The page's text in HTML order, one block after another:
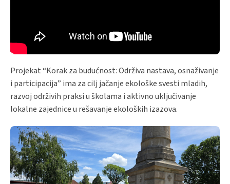
Projekat “Korak za budućnost: Održiva nastava, osnaživanje
i participacija” ima za cilj jačanje ekološke svesti mladih,
razvoj održivih praksi u školama i aktivno uključivanje
lokalne zajednice u rešavanje ekoloških izazova.